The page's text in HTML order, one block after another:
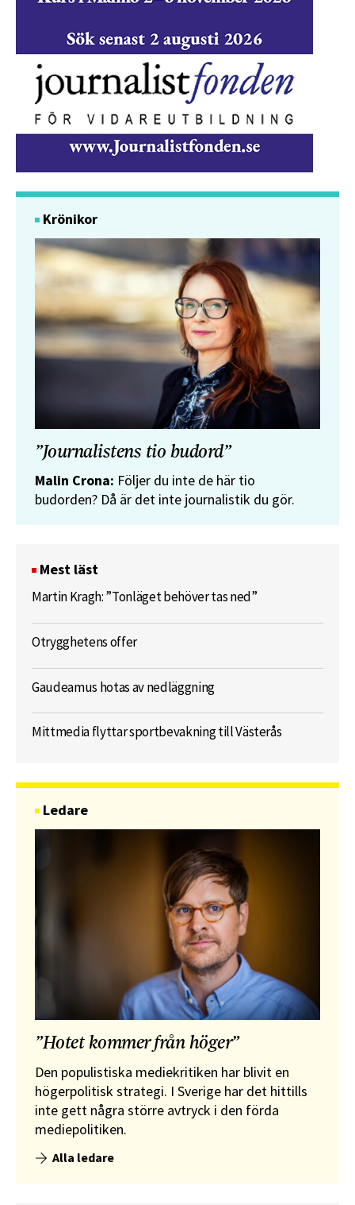
Krönikor
”Journalistens tio budord”
Malin Crona: Följer du inte de här tio
budorden? Då är det inte journalistik du gör.
Mest läst
Martin Kragh: ”Tonläget behöver tas ned”
Otrygghetens offer
Gaudeamus hotas av nedläggning
Mittmedia flyttar sportbevakning till Västerås
Ledare
”Hotet kommer från höger”
Den populistiska mediekritiken har blivit en
högerpolitisk strategi. I Sverige har det hittills
inte gett några större avtryck i den förda
mediepolitiken.
Alla ledare